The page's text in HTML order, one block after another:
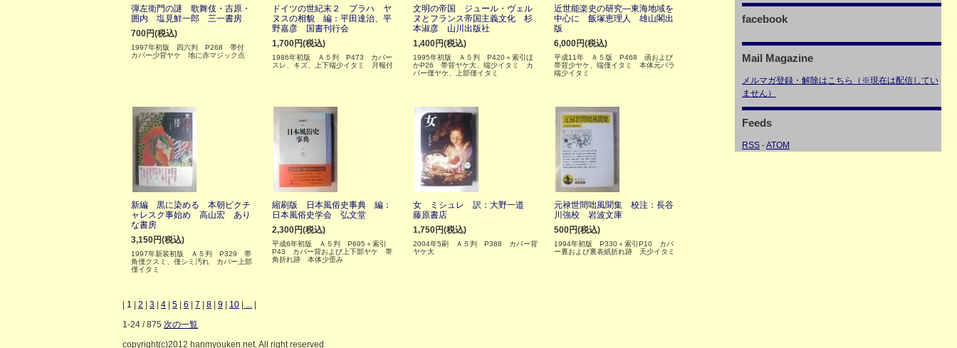
弾左衛門の謎 歌舞伎・吉原・
囲内 塩見鮮一郎 三一書房
700円(税込)
1997年初版 四六判 P268 帯付
カバー少背ヤケ 地に赤マジック点
ドイツの世紀末２ プラハ ヤ
ヌスの相貌 編：平田達治、平
野嘉彦 国書刊行会
1,700円(税込)
1986年初版 Ａ５判 P473 カバー
スレ、キズ、上下端少イタミ 月報付
文明の帝国 ジュール・ヴェル
ヌとフランス帝国主義文化 杉
本淑彦 山川出版社
1,400円(税込)
1995年初版 Ａ５判 P420＋索引ほ
かP26 帯背ヤケ大、端少イタミ カ
バー僅ヤケ、上部僅イタミ
近世能楽史の研究―東海地域を
中心に 飯塚恵理人 雄山閣出
版
6,000円(税込)
平成11年 Ａ５版 P468 函および
帯背少ヤケ、端僅イタミ 本体元パラ
端少イタミ
新編 黒に染める 本朝ピクチ
ャレスク事始め 高山宏 あり
な書房
3,150円(税込)
1997年新装初版 Ａ５判 P329 帯
角僅クスミ、僅シミ汚れ カバー上部
僅イタミ
縮刷版 日本風俗史事典 編：
日本風俗史学会 弘文堂
2,300円(税込)
平成6年初版 Ａ５判 P695＋索引
P43 カバー背および上下部ヤケ 帯
角折れ跡 本体少歪み
女 ミシュレ 訳：大野一道
藤原書店
1,750円(税込)
2004年5刷 Ａ５判 P388 カバー背
ヤケ大
元禄世間咄風聞集 校注：長谷
川強校 岩波文庫
500円(税込)
1994年初版 P330＋索引P10 カバ
ー裏および裏表紙折れ跡 天少イタミ
1 2 3 4 5 6 7 8 9 10 ...
1-24 / 875 次の一覧
facebook
Mail Magazine
メルマガ登録・解除はこちら（※現在は配信してい
ません）
Feeds
RSS -ATOM
copyright(c)2012 hanmyouken.net. All right reserved